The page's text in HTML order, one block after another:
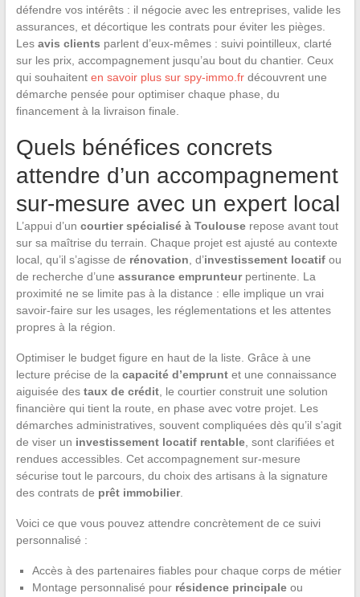
défendre vos intérêts : il négocie avec les entreprises, valide les
assurances, et décortique les contrats pour éviter les pièges.
Les avis clients parlent d’eux-mêmes : suivi pointilleux, clarté
sur les prix, accompagnement jusqu’au bout du chantier. Ceux
qui souhaitent en savoir plus sur spy-immo.frdécouvrent une
démarche pensée pour optimiser chaque phase, du
financement à la livraison finale.
Quels bénéfices concrets
attendre d’un accompagnement
sur-mesure avec un expert local
L’appui d’un courtier spécialisé à Toulouserepose avant tout
sur sa maîtrise du terrain. Chaque projet est ajusté au contexte
local, qu’il s’agisse de rénovation , d’investissement locatifou
de recherche d’une assurance emprunteurpertinente. La
proximité ne se limite pas à la distance : elle implique un vrai
savoir-faire sur les usages, les réglementations et les attentes
propres à la région.
Optimiser le budget figure en haut de la liste. Grâce à une
lecture précise de la capacité d’empruntet une connaissance
aiguisée des taux de crédit, le courtier construit une solution
financière qui tient la route, en phase avec votre projet. Les
démarches administratives, souvent compliquées dès qu’il s’agit
de viser un investissement locatif rentable, sont clarifiées et
rendues accessibles. Cet accompagnement sur-mesure
sécurise tout le parcours, du choix des artisans à la signature
des contrats de prêt immobilier.
Voici ce que vous pouvez attendre concrètement de ce suivi
personnalisé :
Accès à des partenaires fiables pour chaque corps de métier
Montage personnalisé pour résidence principaleou